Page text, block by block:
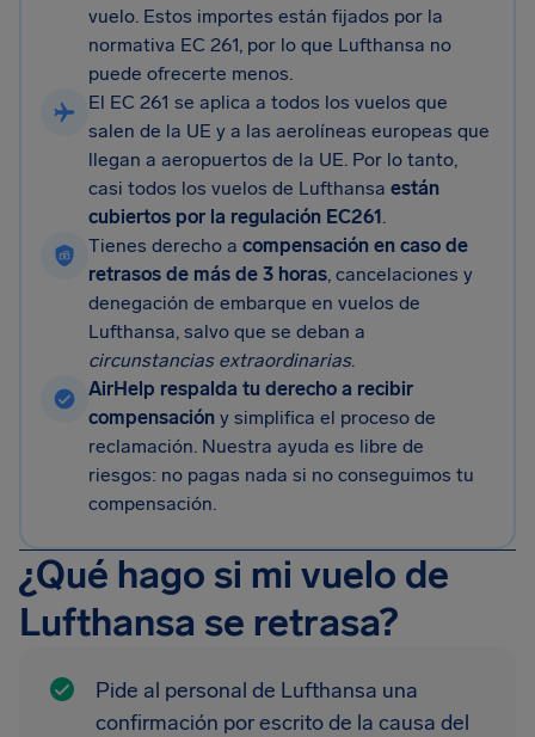
vuelo. Estos importes están fijados por la
normativa EC 261, por lo que Lufthansa no
puede ofrecerte menos.
El EC 261 se aplica a todos los vuelos que
salen de la UE y a las aerolíneas europeas que
llegan a aeropuertos de la UE. Por lo tanto,
casi todos los vuelos de Lufthansa están
cubiertos por la regulación EC261.
Tienes derecho a compensación en caso de
retrasos de más de 3 horas, cancelaciones y
denegación de embarque en vuelos de
Lufthansa, salvo que se deban a
circunstancias extraordinarias.
AirHelp respalda tu derecho a recibir
compensación y simplifica el proceso de
reclamación. Nuestra ayuda es libre de
riesgos: no pagas nada si no conseguimos tu
compensación.
¿Qué hago si mi vuelo de
Lufthansa se retrasa?
Pide al personal de Lufthansa una
confirmación por escrito de la causa del